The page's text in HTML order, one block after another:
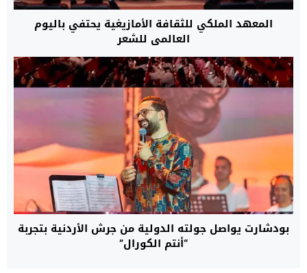
المعهد الملكي للثقافة الأمازيغية يحتفي باليوم
العالمي للشعر
بودشارت يواصل جولته الدولية من جرش الأردنية بتجربة
“أنتم الكورال”